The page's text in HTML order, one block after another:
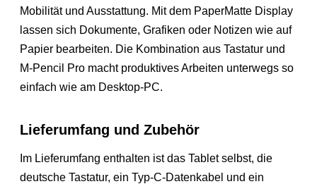
Mobilität und Ausstattung. Mit dem PaperMatte Display
lassen sich Dokumente, Grafiken oder Notizen wie auf
Papier bearbeiten. Die Kombination aus Tastatur und
M-Pencil Pro macht produktives Arbeiten unterwegs so
einfach wie am Desktop-PC.
Lieferumfang und Zubehör
Im Lieferumfang enthalten ist das Tablet selbst, die
deutsche Tastatur, ein Typ-C-Datenkabel und ein